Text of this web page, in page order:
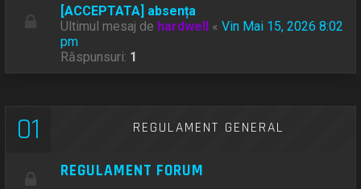
[ACCEPTATA] absența
Ultimul mesaj de hardwell «Vin Mai 15, 2026 8:02
pm
Răspunsuri: 1
01 REGULAMENT GENERAL
REGULAMENT FORUM